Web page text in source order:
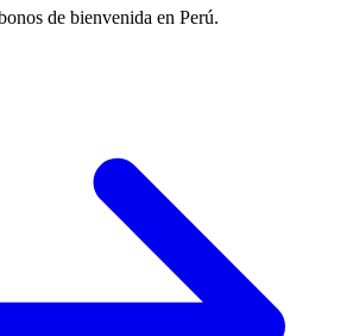
de bienvenida en Perú.